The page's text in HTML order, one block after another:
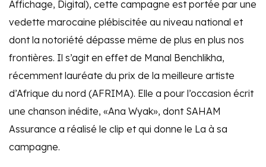
Affichage, Digital), cette campagne est portée par une
vedette marocaine plébiscitée au niveau national et
dont la notoriété dépasse même de plus en plus nos
frontières. Il s’agit en effet de Manal Benchlikha,
récemment lauréate du prix de la meilleure artiste
d’Afrique du nord (AFRIMA). Elle a pour l’occasion écrit
une chanson inédite, «Ana Wyak», dont SAHAM
Assurance a réalisé le clip et qui donne le La à sa
campagne.